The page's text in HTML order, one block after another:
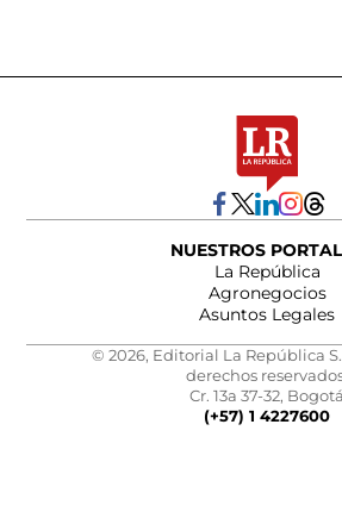
NUESTROS
La República
Agronegocios
Asuntos Legales
© 2026, Editorial La República
derechos
Cr. 13a 37-32, Bogotá
(+57) 1 4227600